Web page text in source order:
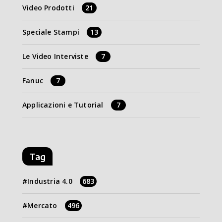
Video Prodotti 21
Speciale Stampi 13
Le Video Interviste 7
Fanuc 7
Applicazioni e Tutorial 7
Tag
Industria 4.0 683
Mercato 496